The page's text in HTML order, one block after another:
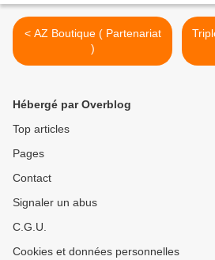
< AZ Boutique ( Partenariat
)
Hébergé par Overblog
Top articles
Pages
Contact
Signaler un abus
C.G.U.
Cookies et données personnelles